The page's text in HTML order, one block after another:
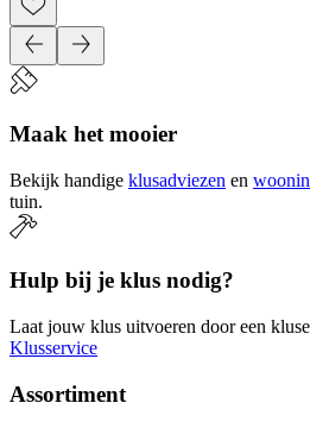
Maak het mooier
Bekijk handige klusadviezen en
tuin.
Hulp bij je klus nodig?
Laat jouw klus uitvoeren door een
Klusservice
Assortiment